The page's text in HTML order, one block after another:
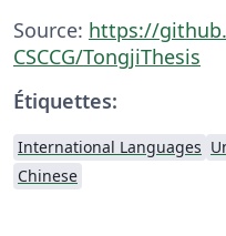
Source: https://
CSCCG/TongjiThesis
Étiquettes:
International Languages
Chinese